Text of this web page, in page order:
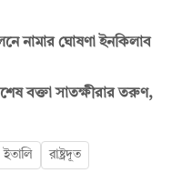
নামার ঘোষণা ইনকিলাব
বক্তা সাতক্ষীরার তরুণ,
ইতালি রাষ্ট্রদূত